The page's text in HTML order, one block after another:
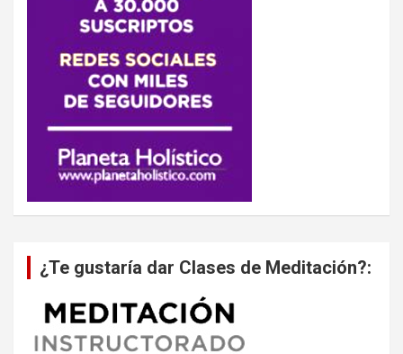
¿Te gustaría dar Clases de Meditación?: